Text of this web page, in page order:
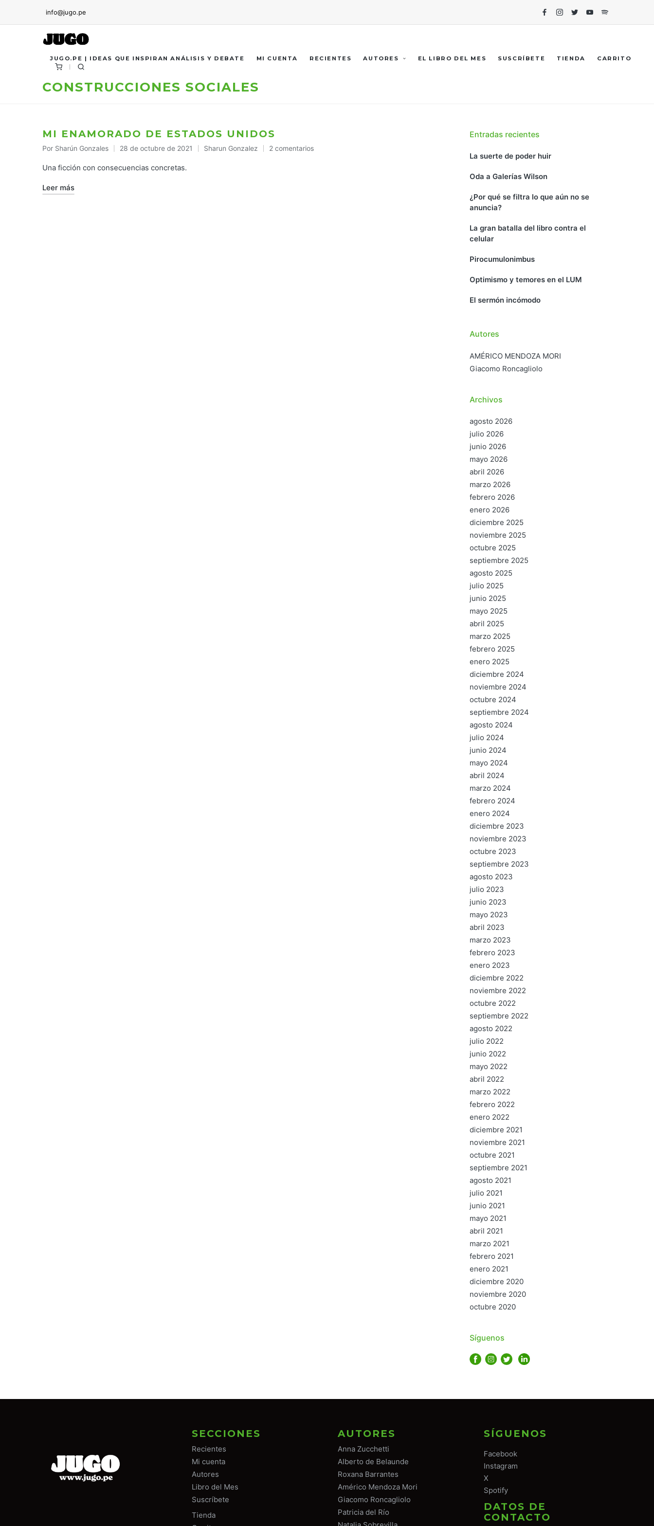
info@jugo.pe
FacebookInstagram
TwitterYoutubeSpotify
JUGO.PE | IDEAS QUE INSPIRAN ANÁLISIS Y DEBATE MI CUENTA RECIENTES AUTORES EL LIBRO DEL MES SUSCRÍBETE TIENDA CARRITO
CONSTRUCCIONES SOCIALES
MI ENAMORADO DE ESTADOS UNIDOS
Publicado
por
Por Sharún Gonzales 28 de octubre de 2021
Publicado
Sharun Gonzalez 2 comentarios
Una ficción con consecuencias concretas.
Leer más
Entradas recientes
La suerte de poder huir
Oda a Galerías Wilson
¿Por qué se filtra lo que aún no se
anuncia?
La gran batalla del libro contra el
celular
Pirocumulonimbus
Optimismo y temores en el LUM
El sermón incómodo
Autores
AMÉRICO MENDOZA MORI
Giacomo Roncagliolo
Archivos
agosto 2026
julio 2026
junio 2026
mayo 2026
abril 2026
marzo 2026
febrero 2026
enero 2026
diciembre 2025
noviembre 2025
octubre 2025
septiembre 2025
agosto 2025
julio 2025
junio 2025
mayo 2025
abril 2025
marzo 2025
febrero 2025
enero 2025
diciembre 2024
noviembre 2024
octubre 2024
septiembre 2024
agosto 2024
julio 2024
junio 2024
mayo 2024
abril 2024
marzo 2024
febrero 2024
enero 2024
diciembre 2023
noviembre 2023
octubre 2023
septiembre 2023
agosto 2023
julio 2023
junio 2023
mayo 2023
abril 2023
marzo 2023
febrero 2023
enero 2023
diciembre 2022
noviembre 2022
octubre 2022
septiembre 2022
agosto 2022
julio 2022
junio 2022
mayo 2022
abril 2022
marzo 2022
febrero 2022
enero 2022
diciembre 2021
noviembre 2021
octubre 2021
septiembre 2021
agosto 2021
julio 2021
junio 2021
mayo 2021
abril 2021
marzo 2021
febrero 2021
enero 2021
diciembre 2020
noviembre 2020
octubre 2020
Síguenos
SECCIONES
Recientes
Mi cuenta
Autores
Libro del Mes
Suscríbete
Tienda
AUTORES
Anna Zucchetti
Alberto de Belaunde
Roxana Barrantes
Américo Mendoza Mori
Giacomo Roncagliolo
Patricia del Río
SÍGUENOS
Facebook
Instagram
X
Spotify
DATOS DE
CONTACTO